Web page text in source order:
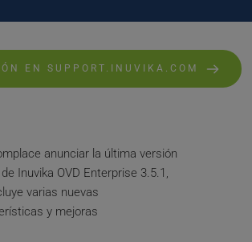
EN SUPPORT.INUVIKA.COM
anunciar la última versión
Inuvika OVD Enterprise 3.5.1,
varias nuevas
y mejoras